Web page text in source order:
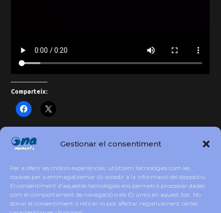
Gestionar el consentiment
Per a oferir les millors experiències, utilitzem tecnologies com les
cookies per a emmagatzemar i/o accedir a la informació del dispositiu.
El consentiment d'aquestes tecnologies ens permetrà processar dades
com el comportament de navegació o els ID únics en aquest lloc. No
donar el consentiment o retirar-lo pot afectar negativament certes
Comparteix:
Salut Mental és un Dret, No un Privilegi!
Black Soul: la guitarra simfònica de Jordi